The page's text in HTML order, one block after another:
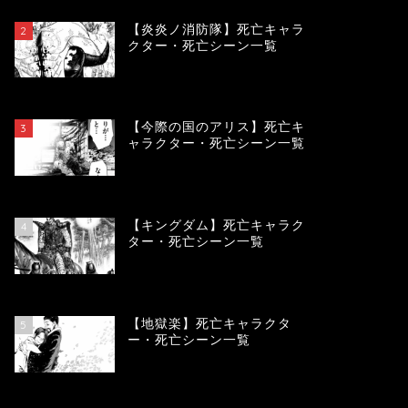
2
【炎炎ノ消防隊】死亡キャラ
クター・死亡シーン一覧
3
【今際の国のアリス】死亡キ
ャラクター・死亡シーン一覧
4
【キングダム】死亡キャラク
ター・死亡シーン一覧
5
【地獄楽】死亡キャラクタ
ー・死亡シーン一覧